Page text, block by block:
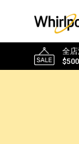
全
$500